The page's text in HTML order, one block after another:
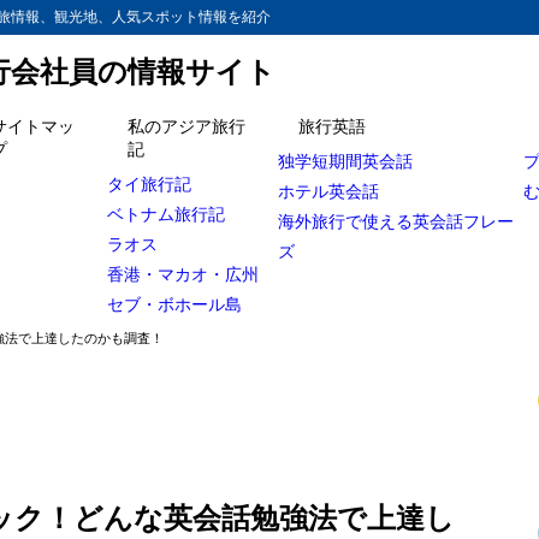
情報、観光地、人気スポット情報を紹介
社員の情報サイト
イトマッ
私のアジア旅行
記
タイ旅行記
ベトナム旅行記
ラオス
香港・マカオ・広州
セブ・ボホール島
旅行英語
独学短期間英会話
ホテル英会話
海外旅行で使える英会話フレー
ズ
で上達したのかも調査！
！どんな英会話勉強法で上達し
力をマリナーズ入団会見動画でチェック！
英会話勉強法で上達したのか